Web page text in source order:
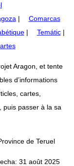
|
Comarcas
| Temátic|
Aragon, et tente
d’informations
cartes,
puis passer à la sa
de Teruel
31 août 2025